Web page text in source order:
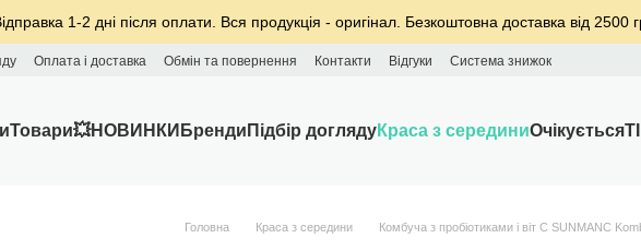
1-2 дні після оплати. Вся продукція - оригінал. Безкоштовна доставка від 2500
Оплата і доставка Обмін та повернення Контакти Відгуки Система знижок
Товари💥НОВИНКИ Бренди Підбір доглядуКраса з серединиОчікується
Головна Краса з середини Комбуча з пробіотиками і віт С SUNMANC